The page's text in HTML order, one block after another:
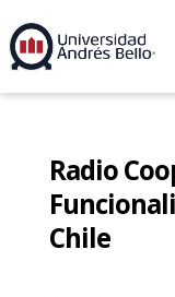
Radio
Chile